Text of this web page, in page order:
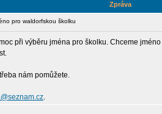
Zpráva
pro waldorfskou školku
při výběru jména pro školku. Chceme
nám pomůžete.
.